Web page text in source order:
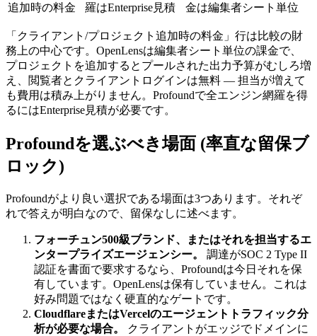
追加時の料金
羅はEnterprise見積
金は編集者シート単位
「クライアント/プロジェクト追加時の料金」行は比較の財
務上の中心です。OpenLensは編集者シート単位の課金で、
プロジェクトを追加するとプールされた出力予算がむしろ増
え、閲覧者とクライアントログインは無料 — 担当が増えて
も費用は積み上がりません。Profoundで全エンジン網羅を得
るにはEnterprise見積が必要です。
Profoundを選ぶべき場面 (率直な留保ブ
ロック)
Profoundがより良い選択である場面は3つあります。それぞ
れで答えが明白なので、留保なしに述べます。
フォーチュン500級ブランド、またはそれを担当するエ
ンタープライズエージェンシー。
調達がSOC 2 Type II
認証を書面で要求するなら、Profoundは今日それを保
有しています。OpenLensは保有していません。これは
好み問題ではなく硬直的なゲートです。
CloudflareまたはVercelのエージェントトラフィック分
析が必要な場合。
クライアントがエッジでドメインに